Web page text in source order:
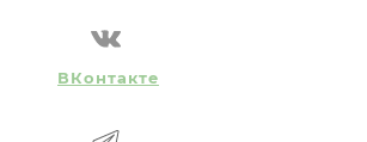
ВКонтакте